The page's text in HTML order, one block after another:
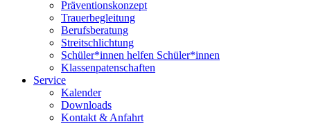
Präventionskonzept
Trauerbegleitung
Berufsberatung
Streitschlichtung
Schüler*innen helfen Schüler*innen
Klassenpatenschaften
Service
Kalender
Downloads
Kontakt & Anfahrt